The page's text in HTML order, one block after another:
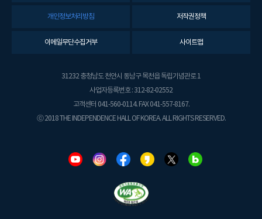
개인정보처리방침 저작권정책
이메일무단수집거부 사이트맵
31232 충청남도 천안시 동남구 목천읍 독립기념관로 1
사업자등록번호 : 312-82-02552
고객센터 041-560-0114. FAX 041-557-8167.
ⓒ 2018 THE INDEPENDENCE HALL OF KOREA. ALL RIGHTS RESERVED.